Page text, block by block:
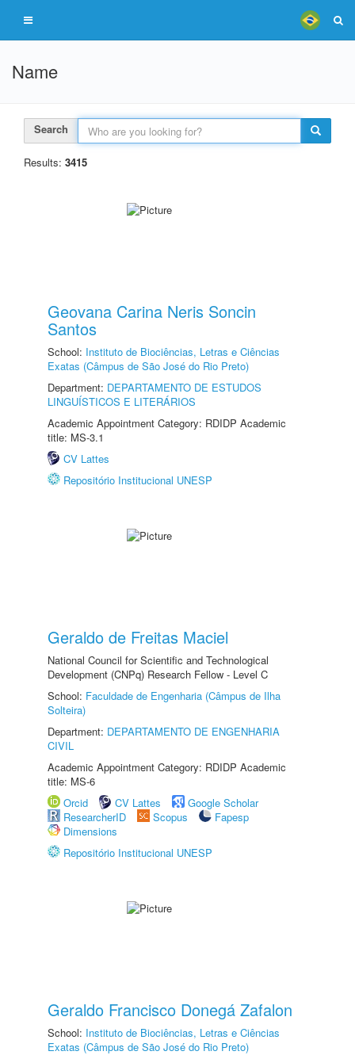
Name
Search
Results: 3415
Geovana Carina Neris Soncin
Santos
School: Instituto de Biociências, Letras e Ciências
Exatas (Câmpus de São José do Rio Preto)
Department: DEPARTAMENTO DE ESTUDOS
LINGUÍSTICOS E LITERÁRIOS
Academic Appointment Category: RDIDP Academic
title: MS-3.1
CV Lattes
Repositório Institucional UNESP
Geraldo de Freitas Maciel
National Council for Scientific and Technological
Development (CNPq) Research Fellow - Level C
School: Faculdade de Engenharia (Câmpus de Ilha
Solteira)
Department: DEPARTAMENTO DE ENGENHARIA
CIVIL
Academic Appointment Category: RDIDP Academic
title: MS-6
Orcid
CV Lattes
Google Scholar
ResearcherID
Scopus
Fapesp
Dimensions
Repositório Institucional UNESP
Geraldo Francisco Donegá Zafalon
School: Instituto de Biociências, Letras e Ciências
Exatas (Câmpus de São José do Rio Preto)